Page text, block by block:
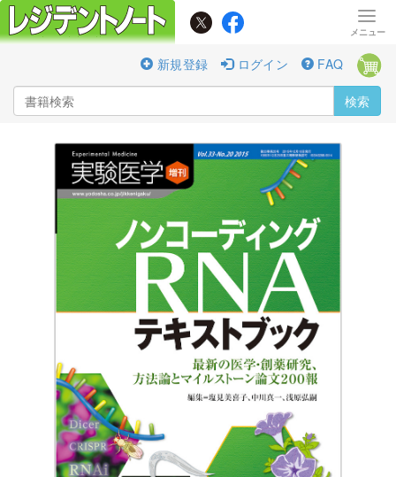
新規登録 ログイン FAQ
検索